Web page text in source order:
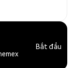
Bắt đầu